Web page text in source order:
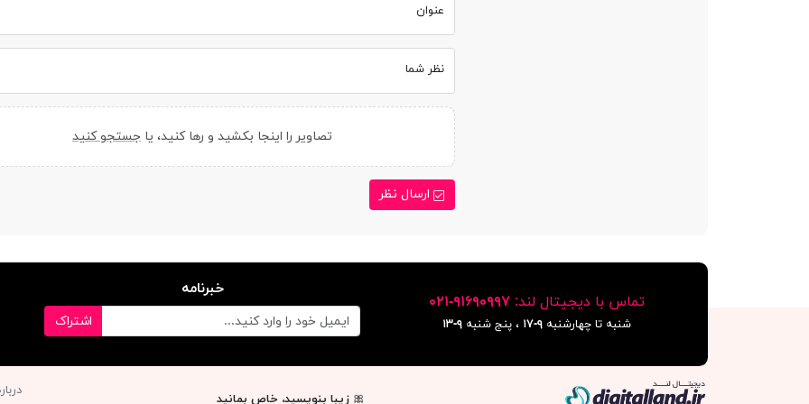
عنوان
نظر شما
تصاویر را اینجا بکشید و رها کنید، یا جستجو کنید
ارسال نظر
تماس با دیجیتال لند: ٩١۶٩٠٩٩٧-٠٢١
شنبه تا چهارشنبه ۹-۱۷ ، پنج شنبه ۹-١٣
خبرنامه
اشتراک
🎀زیبا بنویسید، خاص بمانید